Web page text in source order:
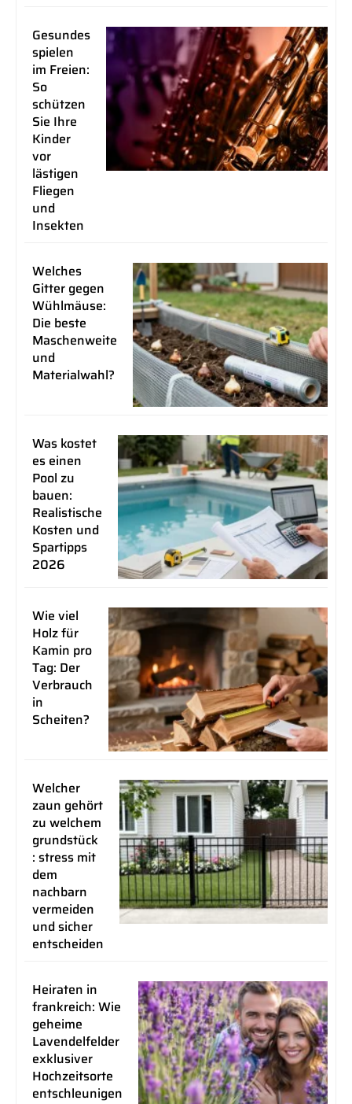
Gesundes
spielen
im Freien:
So
schützen
Sie Ihre
Kinder
vor
lästigen
Fliegen
und
Insekten
Welches
Gitter gegen
Wühlmäuse:
Die beste
Maschenweite
und
Materialwahl?
Was kostet
es einen
Pool zu
bauen:
Realistische
Kosten und
Spartipps
2026
Wie viel
Holz für
Kamin pro
Tag: Der
Verbrauch
in
Scheiten?
Welcher
zaun gehört
zu welchem
grundstück
: stress mit
dem
nachbarn
vermeiden
und sicher
entscheiden
Heiraten in
frankreich: Wie
geheime
Lavendelfelder
exklusiver
Hochzeitsorte
entschleunigen